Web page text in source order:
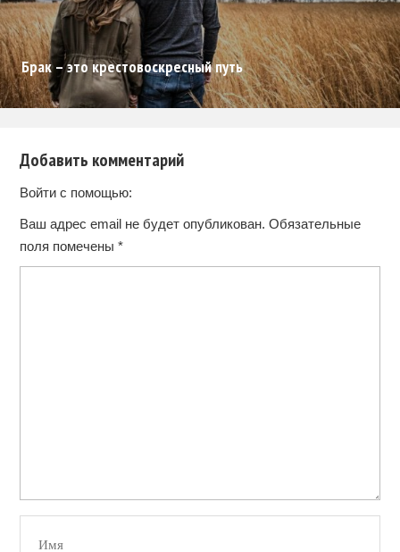
Брак – это крестовоскресный путь
Добавить комментарий
Войти с помощью:
Ваш адрес email не будет опубликован. Обязательные
поля помечены *